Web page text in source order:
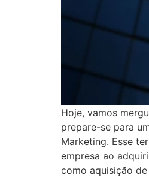
Hoje, vamos
prepare-se para
Marketing. Esse
empresa ao
como aquisição